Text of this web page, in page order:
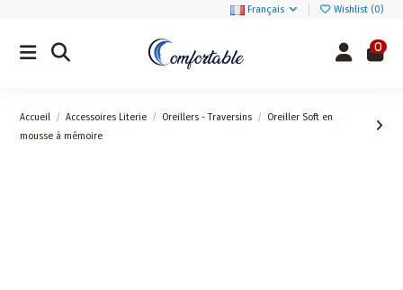
Français Wishlist (0)
0
Accueil Accessoires Literie Oreillers - Traversins
Oreiller Soft en
mousse à mémoire